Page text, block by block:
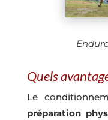
Quels
Le
préparation